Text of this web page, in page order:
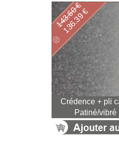
Crédence + pli
Patiné/vibré
136.39 €
143.60 €